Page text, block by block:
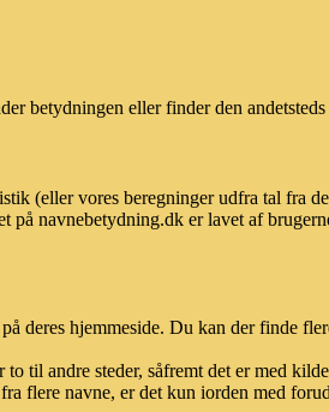
betydningen eller finder den
(eller vores beregninger udfra tal fra
navnebetydning.dk er lavet af
deres hjemmeside. Du kan der finde
til andre steder, såfremt det er med
flere navne, er det kun iorden med